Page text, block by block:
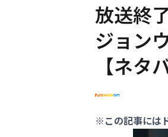
放送終
ジョン
【ネタ
※この記事には